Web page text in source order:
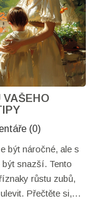
VAŠEHO
(0)
být náročné, ale s
snazší. Tento
růstu zubů,
Přečtěte si,